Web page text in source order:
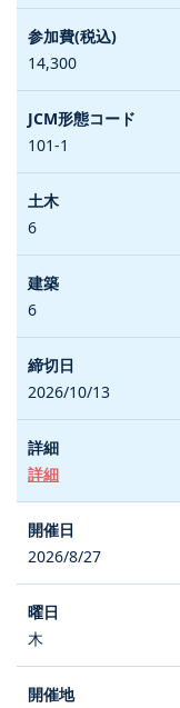
14,300
101-1
6
6
2026/10/13
詳細
2026/8/27
木